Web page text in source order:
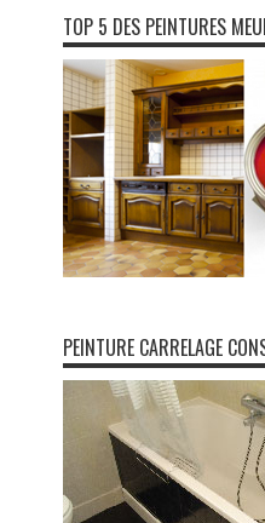
TOP 5 DES PEINTURES
PEINTURE CARRELAGE